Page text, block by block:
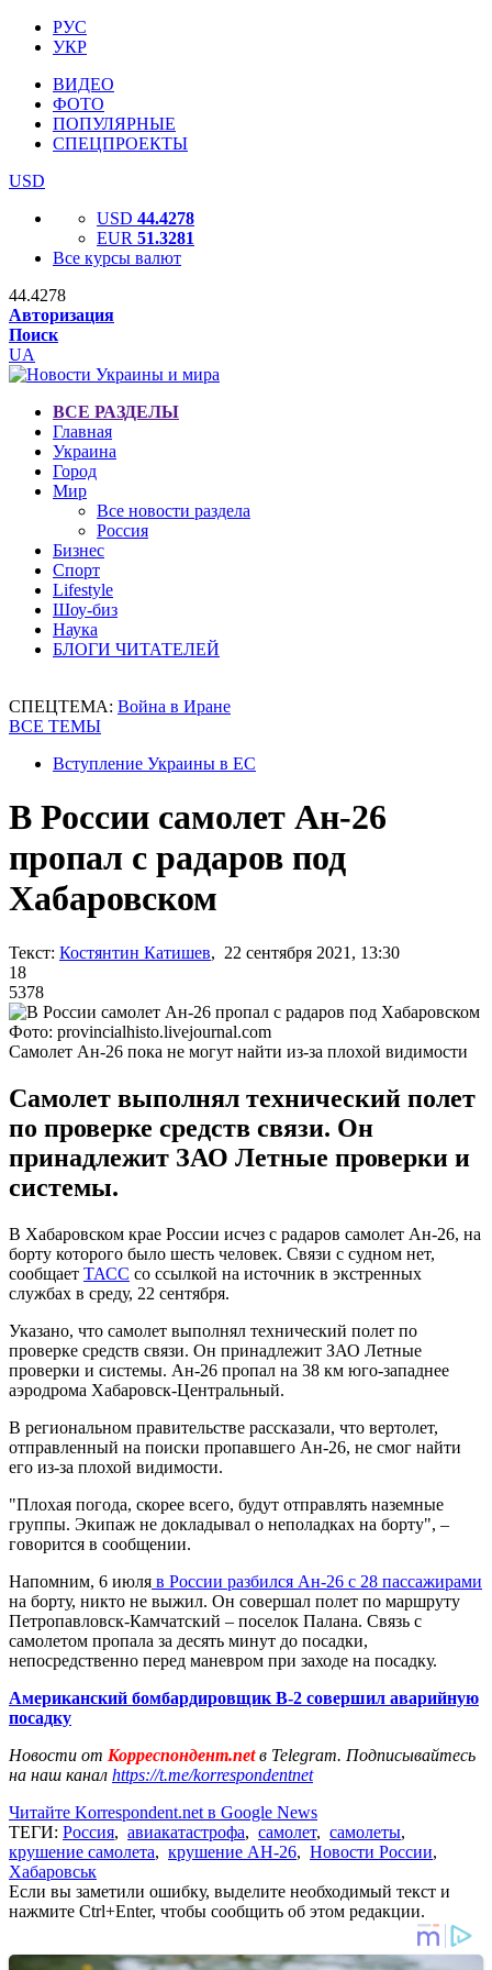
РУС
УКР
ВИДЕО
ФОТО
ПОПУЛЯРНЫЕ
СПЕЦПРОЕКТЫ
USD
USD 44.4278
EUR 51.3281
Все курсы валют
44.4278
Авторизация
Поиск
UA
ВСЕ РАЗДЕЛЫ
Главная
Украина
Город
Мир
Все новости раздела
Россия
Бизнес
Спорт
Lifestyle
Шоу-биз
Наука
БЛОГИ ЧИТАТЕЛЕЙ
СПЕЦТЕМА: Война в Иране
ВСЕ ТЕМЫ
Вступление Украины в ЕС
В России самолет Ан-26
пропал с радаров под
Хабаровском
Текст: Костянтин Катишев, 22 сентября 2021, 13:30
18
5378
Фото: provincialhisto.livejournal.com
Самолет Ан-26 пока не могут найти из-за плохой видимости
Самолет выполнял технический полет
по проверке средств связи. Он
принадлежит ЗАО Летные проверки и
системы.
В Хабаровском крае России исчез с радаров самолет Ан-26, на
борту которого было шесть человек. Связи с судном нет,
сообщает ТАСС со ссылкой на источник в экстренных
службах в среду, 22 сентября.
Указано, что самолет выполнял технический полет по
проверке средств связи. Он принадлежит ЗАО Летные
проверки и системы. Ан-26 пропал на 38 км юго-западнее
аэродрома Хабаровск-Центральный.
В региональном правительстве рассказали, что вертолет,
отправленный на поиски пропавшего Ан-26, не смог найти
его из-за плохой видимости.
"Плохая погода, скорее всего, будут отправлять наземные
группы. Экипаж не докладывал о неполадках на борту", –
говорится в сообщении.
Напомним, 6 июля в России разбился Ан-26 с 28 пассажирами
на борту, никто не выжил. Он совершал полет по маршруту
Петропавловск-Камчатский – поселок Палана. Связь с
самолетом пропала за десять минут до посадки,
непосредственно перед маневром при заходе на посадку.
Американский бомбардировщик B-2 совершил аварийную
посадку
Новости от Корреспондент.netв Telegram. Подписывайтесь
на наш канал https://t.me/korrespondentnet
Читайте Korrespondent.net в Google News
ТЕГИ: Россия, авиакатастрофа, самолет, самолеты,
крушение самолета, крушение АН-26, Новости России,
Хабаровськ
Если вы заметили ошибку, выделите необходимый текст и
нажмите Ctrl+Enter, чтобы сообщить об этом редакции.